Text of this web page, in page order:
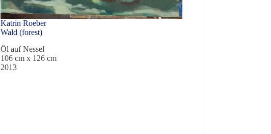
Katrin Roeber
Wald (forest)
Öl auf Nessel
106 cm x 126 cm
2013